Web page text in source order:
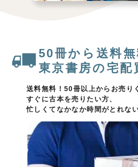
50冊から送料
東京書房の宅配
送料無料！50冊以上からお売り
すぐに古本を売りたい方、
忙しくてなかなか時間がとれな